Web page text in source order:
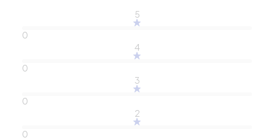
5
0
4
0
3
0
2
0